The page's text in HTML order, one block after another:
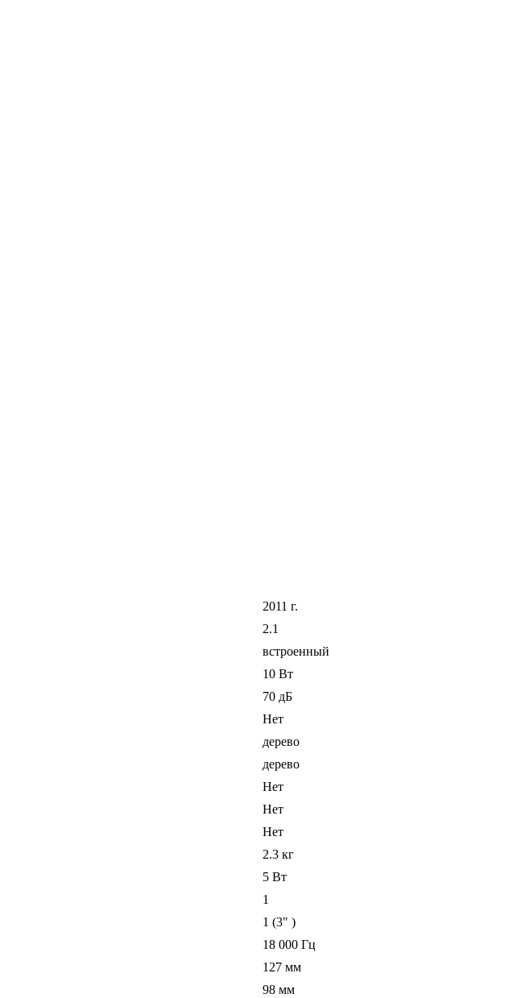
2011 г.
2.1
встроенный
10 Вт
70 дБ
Нет
дерево
дерево
Нет
Нет
Нет
2.3 кг
5 Вт
1
1 (3" )
18 000 Гц
127 мм
98 мм